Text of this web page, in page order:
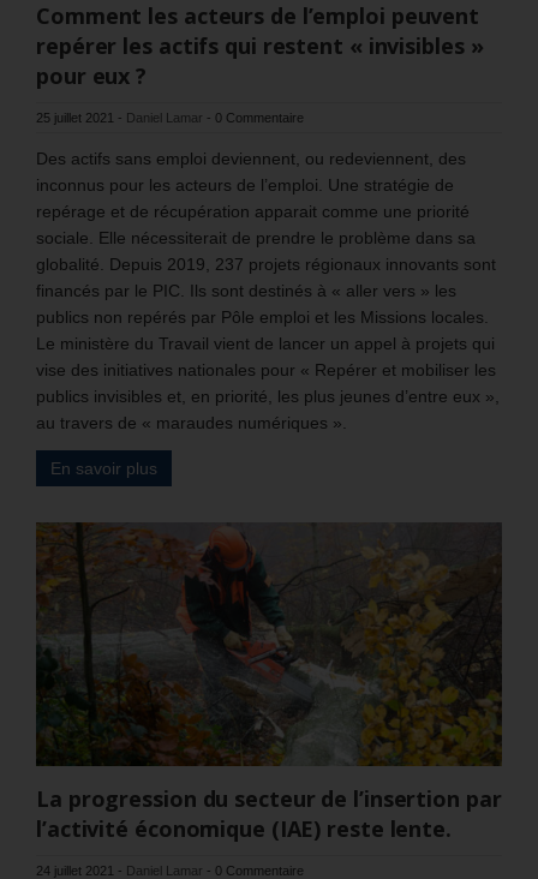
Comment les acteurs de l’emploi peuvent
repérer les actifs qui restent « invisibles »
pour eux ?
25 juillet 2021 - Daniel Lamar - 0 Commentaire
Des actifs sans emploi deviennent, ou redeviennent, des
inconnus pour les acteurs de l’emploi. Une stratégie de
repérage et de récupération apparait comme une priorité
sociale. Elle nécessiterait de prendre le problème dans sa
globalité. Depuis 2019, 237 projets régionaux innovants sont
financés par le PIC. Ils sont destinés à « aller vers » les
publics non repérés par Pôle emploi et les Missions locales.
Le ministère du Travail vient de lancer un appel à projets qui
vise des initiatives nationales pour « Repérer et mobiliser les
publics invisibles et, en priorité, les plus jeunes d’entre eux »,
au travers de « maraudes numériques ».
En savoir plus
La progression du secteur de l’insertion par
l’activité économique (IAE) reste lente.
24 juillet 2021 - Daniel Lamar - 0 Commentaire